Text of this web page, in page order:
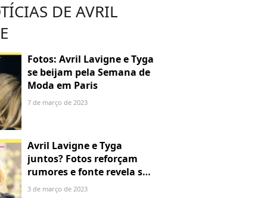
DE AVRIL
Fotos: Avril Lavigne e Tyga
se beijam pela Semana de
Moda em Paris
7 de março de 2023
Avril Lavigne e Tyga
juntos? Fotos reforçam
rumores e fonte revela se é
romance
3 de março de 2023